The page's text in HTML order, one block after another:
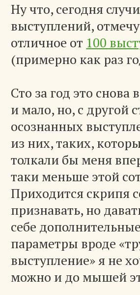
Ну что, сегодня
выступлений,
отличное от 100
(примерно как раз
Сто за год это снова
и мало, но, с другой
осознанных
из них, таких,
толкали бы меня
таки меньше этой
Приходится скрипя
признавать, но
себе дополнительные
параметры вроде
выступление» я не
можно и до мышей